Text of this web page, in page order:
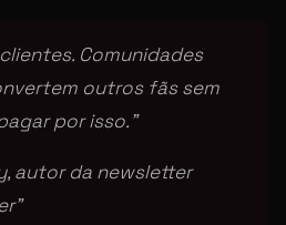
Comunidades
outros fãs sem
por isso.”
autor da newsletter